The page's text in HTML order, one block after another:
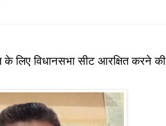
लिए विधानसभा सीट आरक्षित करने की